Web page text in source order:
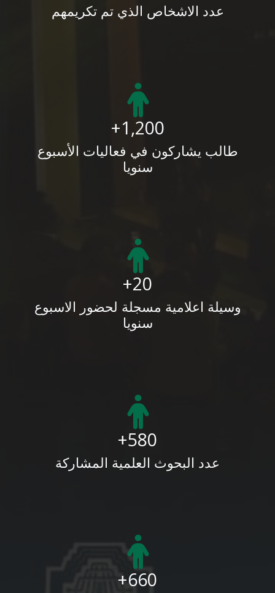
عدد الاشخاص الذي تم تكريمهم
1,200+
طالب يشاركون في فعاليات الأسبوع
سنويا
20+
وسيلة اعلامية مسجلة لحضور الاسبوع
سنويا
580+
عدد البحوث العلمية المشاركة
660+